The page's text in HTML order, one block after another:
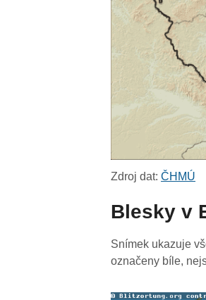
Zdroj dat:ČHMÚ
Blesky v
Snímek ukazuje
označeny bíle,